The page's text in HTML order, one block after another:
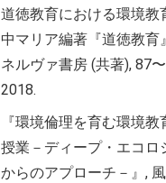
道徳教育における環境教
中マリア編著『道徳教育
ネルヴァ書房 (共著), 87
2018.
『環境倫理を育む環境教
授業－ディープ・エコロ
からのアプローチ－』,